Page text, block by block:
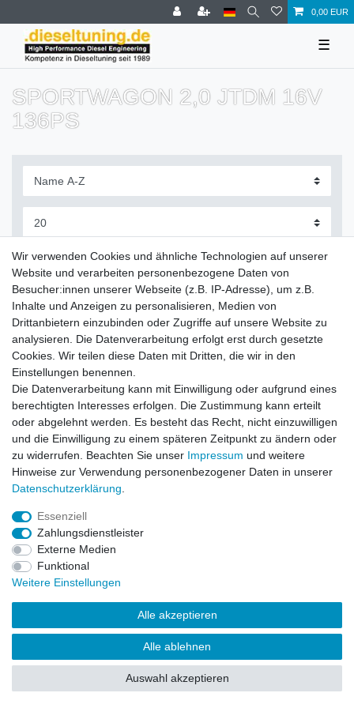
0,00 EUR
☰
SPORTWAGON 2,0 JTDM 16V
136PS
Filter
Zahlung und Versand
Impressum Daten­schutz­erklärung AGB
Barrierefreiheitserklärung Widerrufs­recht
Vertrag widerrufen
© Copyright 2026 | Alle Rechte vorbehalten.
Wir verwenden Cookies und ähnliche Technologien auf unserer
Website und verarbeiten personenbezogene Daten von
Besucher:innen unserer Webseite (z.B. IP-Adresse), um z.B.
Inhalte und Anzeigen zu personalisieren, Medien von
Drittanbietern einzubinden oder Zugriffe auf unsere Website zu
analysieren. Die Datenverarbeitung erfolgt erst durch gesetzte
Cookies. Wir teilen diese Daten mit Dritten, die wir in den
Einstellungen benennen.
Die Datenverarbeitung kann mit Einwilligung oder aufgrund eines
berechtigten Interesses erfolgen. Die Zustimmung kann erteilt
oder abgelehnt werden. Es besteht das Recht, nicht einzuwilligen
und die Einwilligung zu einem späteren Zeitpunkt zu ändern oder
zu widerrufen. Beachten Sie unser Impressum und weitere
Hinweise zur Verwendung personenbezogener Daten in unserer
Daten­schutz­erklärung
Essenziell
Zahlungsdienstleister
Externe Medien
Funktional
Weitere Einstellungen
Alle akzeptieren
Alle ablehnen
Auswahl akzeptieren